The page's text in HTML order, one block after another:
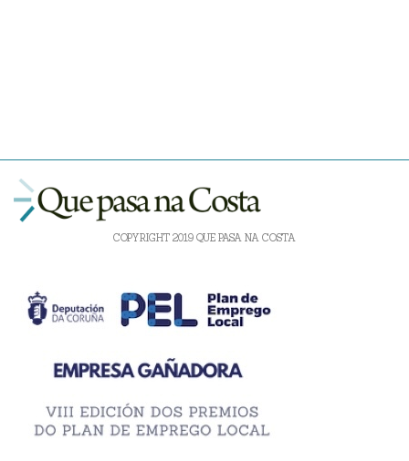
COPYRIGHT 2019 QUE PASA NA COSTA